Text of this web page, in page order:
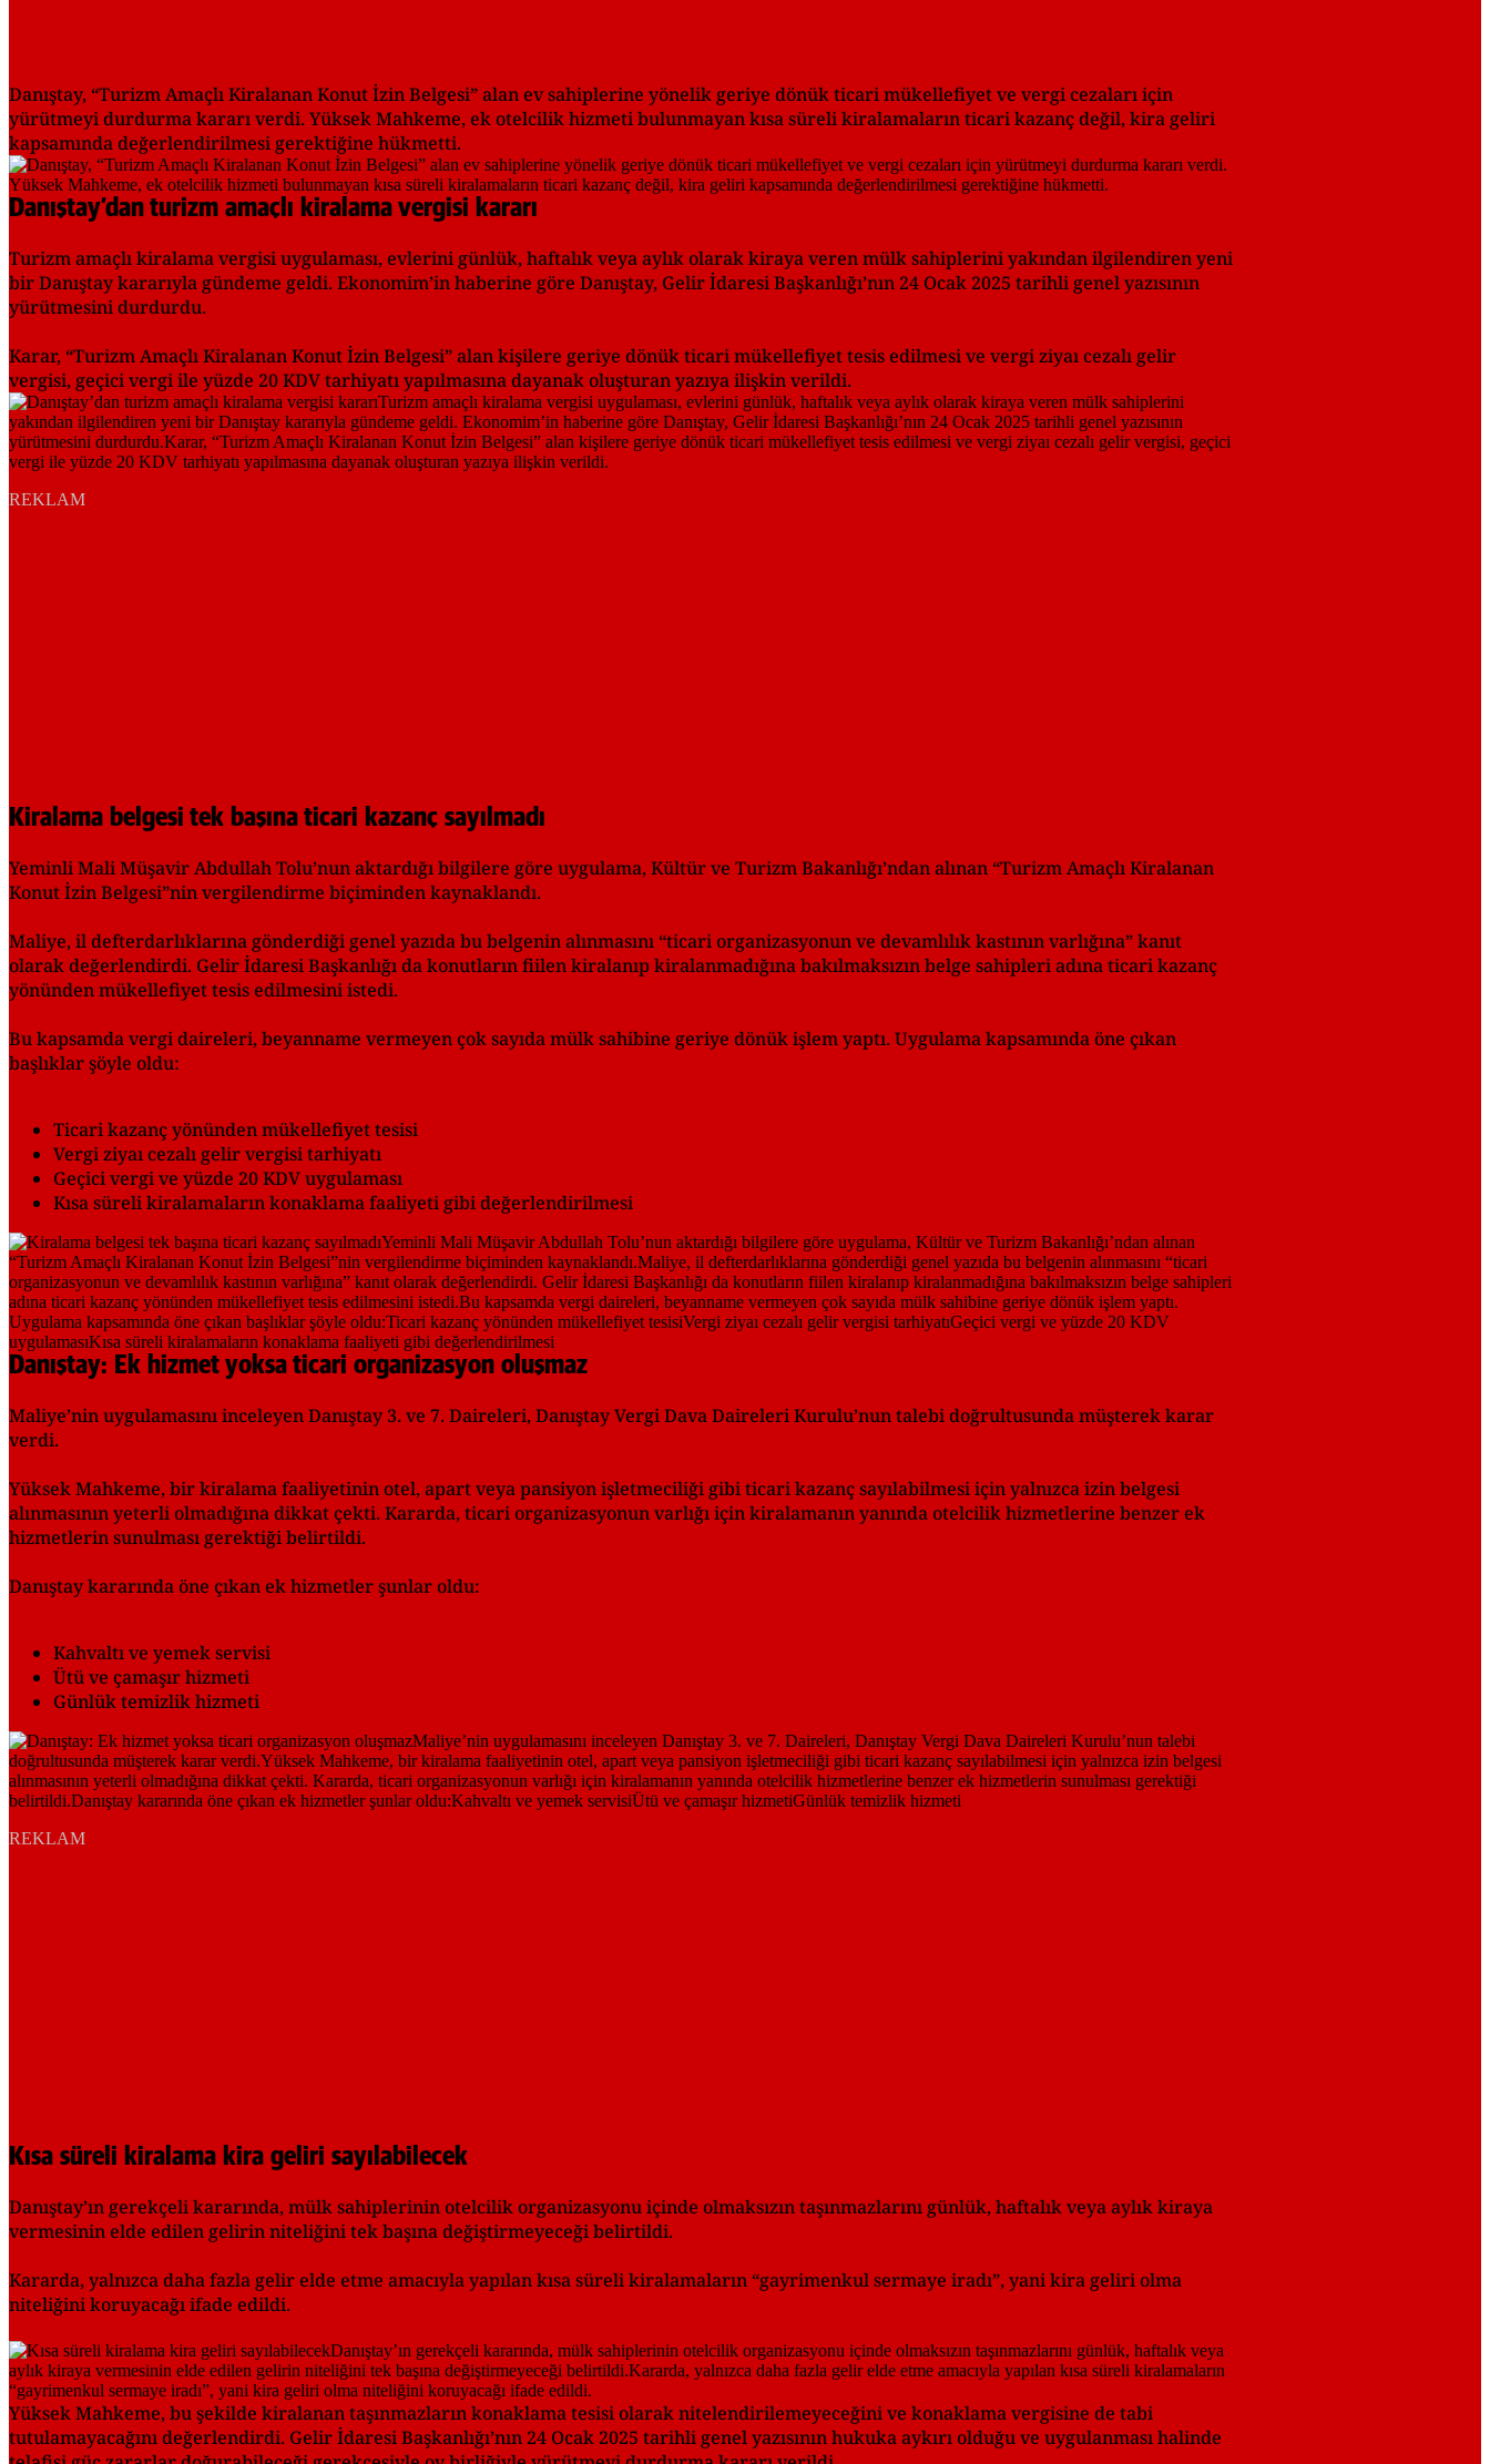
Danıştay, “Turizm Amaçlı Kiralanan Konut İzin Belgesi” alan ev sahiplerine yönelik geriye dönük ticari mükellefiyet ve vergi cezaları için
yürütmeyi durdurma kararı verdi. Yüksek Mahkeme, ek otelcilik hizmeti bulunmayan kısa süreli kiralamaların ticari kazanç değil, kira geliri
kapsamında değerlendirilmesi gerektiğine hükmetti.
Danıştay’dan turizm amaçlı kiralama vergisi kararı
Turizm amaçlı kiralama vergisi uygulaması, evlerini günlük, haftalık veya aylık olarak kiraya veren mülk sahiplerini yakından ilgilendiren yeni
bir Danıştay kararıyla gündeme geldi. Ekonomim’in haberine göre Danıştay, Gelir İdaresi Başkanlığı’nın 24 Ocak 2025 tarihli genel yazısının
yürütmesini durdurdu.
Karar, “Turizm Amaçlı Kiralanan Konut İzin Belgesi” alan kişilere geriye dönük ticari mükellefiyet tesis edilmesi ve vergi ziyaı cezalı gelir
vergisi, geçici vergi ile yüzde 20 KDV tarhiyatı yapılmasına dayanak oluşturan yazıya ilişkin verildi.
REKLAM
Kiralama belgesi tek başına ticari kazanç sayılmadı
Yeminli Mali Müşavir Abdullah Tolu’nun aktardığı bilgilere göre uygulama, Kültür ve Turizm Bakanlığı’ndan alınan “Turizm Amaçlı Kiralanan
Konut İzin Belgesi”nin vergilendirme biçiminden kaynaklandı.
Maliye, il defterdarlıklarına gönderdiği genel yazıda bu belgenin alınmasını “ticari organizasyonun ve devamlılık kastının varlığına” kanıt
olarak değerlendirdi. Gelir İdaresi Başkanlığı da konutların fiilen kiralanıp kiralanmadığına bakılmaksızın belge sahipleri adına ticari kazanç
yönünden mükellefiyet tesis edilmesini istedi.
Bu kapsamda vergi daireleri, beyanname vermeyen çok sayıda mülk sahibine geriye dönük işlem yaptı. Uygulama kapsamında öne çıkan
başlıklar şöyle oldu:
Ticari kazanç yönünden mükellefiyet tesisi
Vergi ziyaı cezalı gelir vergisi tarhiyatı
Geçici vergi ve yüzde 20 KDV uygulaması
Kısa süreli kiralamaların konaklama faaliyeti gibi değerlendirilmesi
Danıştay: Ek hizmet yoksa ticari organizasyon oluşmaz
Maliye’nin uygulamasını inceleyen Danıştay 3. ve 7. Daireleri, Danıştay Vergi Dava Daireleri Kurulu’nun talebi doğrultusunda müşterek karar
verdi.
Yüksek Mahkeme, bir kiralama faaliyetinin otel, apart veya pansiyon işletmeciliği gibi ticari kazanç sayılabilmesi için yalnızca izin belgesi
alınmasının yeterli olmadığına dikkat çekti. Kararda, ticari organizasyonun varlığı için kiralamanın yanında otelcilik hizmetlerine benzer ek
hizmetlerin sunulması gerektiği belirtildi.
Danıştay kararında öne çıkan ek hizmetler şunlar oldu:
Kahvaltı ve yemek servisi
Ütü ve çamaşır hizmeti
Günlük temizlik hizmeti
REKLAM
Kısa süreli kiralama kira geliri sayılabilecek
Danıştay’ın gerekçeli kararında, mülk sahiplerinin otelcilik organizasyonu içinde olmaksızın taşınmazlarını günlük, haftalık veya aylık kiraya
vermesinin elde edilen gelirin niteliğini tek başına değiştirmeyeceği belirtildi.
Kararda, yalnızca daha fazla gelir elde etme amacıyla yapılan kısa süreli kiralamaların “gayrimenkul sermaye iradı”, yani kira geliri olma
niteliğini koruyacağı ifade edildi.
Yüksek Mahkeme, bu şekilde kiralanan taşınmazların konaklama tesisi olarak nitelendirilemeyeceğini ve konaklama vergisine de tabi
tutulamayacağını değerlendirdi. Gelir İdaresi Başkanlığı’nın 24 Ocak 2025 tarihli genel yazısının hukuka aykırı olduğu ve uygulanması halinde